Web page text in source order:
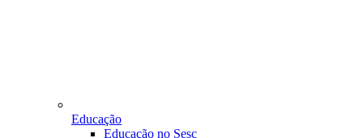
Educação
Educação no Sesc